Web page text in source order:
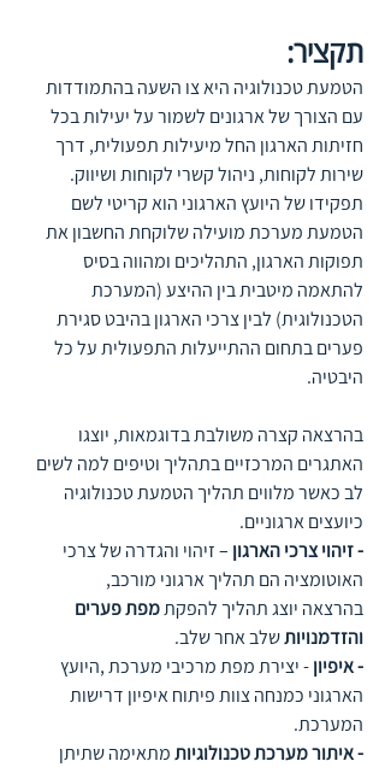
תקציר:
הטמעת טכנולוגיה היא צו השעה בהתמודדות
עם הצורך של ארגונים לשמור על יעילות בכל
חזיתות הארגון החל מיעילות תפעולית, דרך
שירות לקוחות, ניהול קשרי לקוחות ושיווק.
תפקידו של היועץ הארגוני הוא קריטי לשם
הטמעת מערכת מועילה שלוקחת החשבון את
תפוקות הארגון, התהליכים ומהווה בסיס
להתאמה מיטבית בין ההיצע (המערכת
הטכנולוגית) לבין צרכי הארגון בהיבט סגירת
פערים בתחום ההתייעלות התפעולית על כל
היבטיה.
בהרצאה קצרה משולבת בדוגמאות, יוצגו
האתגרים המרכזיים בתהליך וטיפים למה לשים
לב כאשר מלווים תהליך הטמעת טכנולוגיה
כיועצים ארגוניים.
- זיהוי צרכי הארגון – זיהוי והגדרה של צרכי
האוטומציה הם תהליך ארגוני מורכב,
בהרצאה יוצג תהליך להפקת מפת פערים
והזדמנויות שלב אחר שלב.
- איפיון - יצירת מפת מרכיבי מערכת ,היועץ
הארגוני כמנחה צוות פיתוח איפיון דרישות
המערכת.
- איתור מערכת טכנולוגיות מתאימה שתיתן